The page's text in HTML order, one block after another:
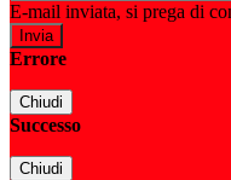
E-mail inviata, si prega di
Errore
Chiudi
Successo
Chiudi